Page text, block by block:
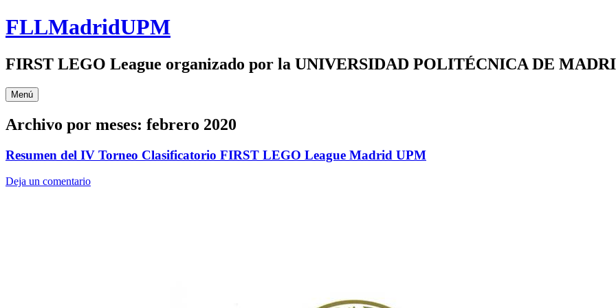
Saltar
al
FLLMadridUPM
FIRST LEGO League organizado por la UNIVERSIDAD POLITÉCNICA DE
Menú
Archivo por meses: febrero 2020
Resumen del IV Torneo Clasificatorio FIRST LEGO League Madrid UPM
Deja un comentario